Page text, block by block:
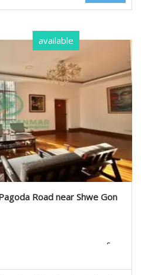
available
Road near Shwe Gon
10200 စတုရန်းပေ